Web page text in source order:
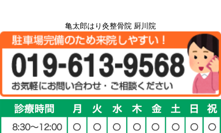
亀太郎はり灸整骨院 厨川院